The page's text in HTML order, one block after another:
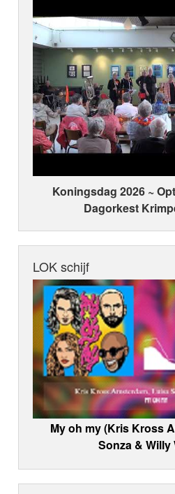
Koningsdag 2026 ~
Dagorkest
LOK schijf
My oh my (Kris Kross
Sonza & Willy